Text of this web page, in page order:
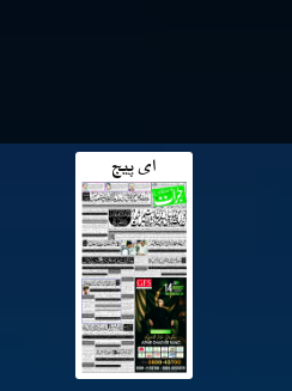
ای پیج